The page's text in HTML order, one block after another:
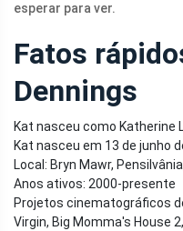
esperar para ver.
Fatos
Dennings
Kat nasceu como Katherine
Kat nasceu em 13 de junho
Local: Bryn Mawr,
Anos ativos: 2000-presente
Projetos cinematográficos
Virgin, Big Momma's House